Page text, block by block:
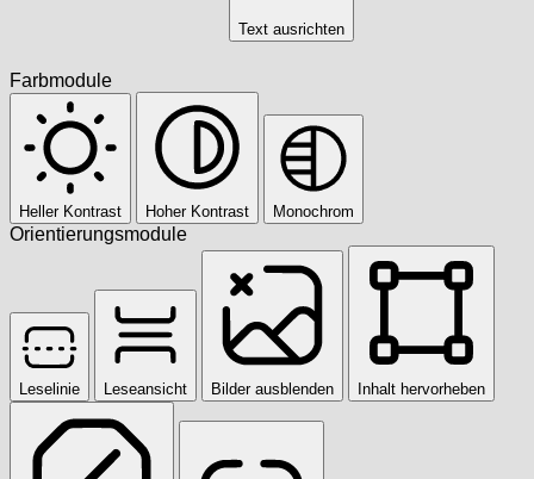
Text ausrichten
Farbmodule
Heller Kontrast Hoher Kontrast Monochrom
Orientierungsmodule
Leselinie Leseansicht Bilder ausblenden Inhalt hervorheben